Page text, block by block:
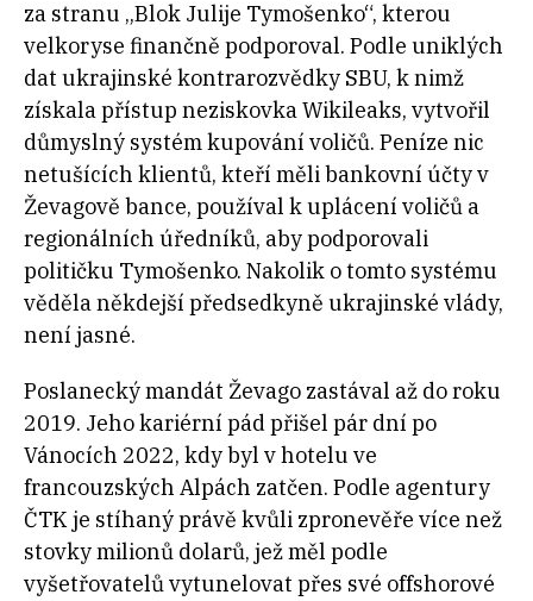
za stranu „Blok Julije Tymošenko“, kterou
velkoryse finančně podporoval. Podle uniklých
dat ukrajinské kontrarozvědky SBU, k nimž
získala přístup neziskovka Wikileaks, vytvořil
důmyslný systém kupování voličů. Peníze nic
netušících klientů, kteří měli bankovní účty v
Ževagově bance, používal k uplácení voličů a
regionálních úředníků, aby podporovali
političku Tymošenko. Nakolik o tomto systému
věděla někdejší předsedkyně ukrajinské vlády,
není jasné.
Poslanecký mandát Ževago zastával až do roku
2019. Jeho kariérní pád přišel pár dní po
Vánocích 2022, kdy byl v hotelu ve
francouzských Alpách zatčen. Podle agentury
ČTK je stíhaný právě kvůli zpronevěře více než
stovky milionů dolarů, jež měl podle
vyšetřovatelů vytunelovat přes své offshorové